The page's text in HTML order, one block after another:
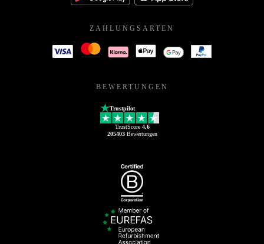
ZAHLUNGSARTEN
BEWERTUNGEN
Trustpilot
TrustScore 4.6
205403Bewertungen